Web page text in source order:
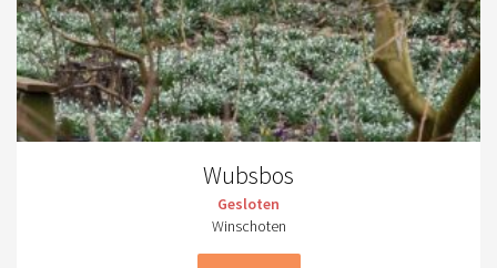
Wubsbos
Gesloten
Winschoten